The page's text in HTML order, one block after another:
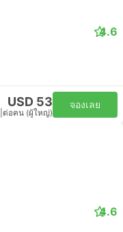
4.6
USD 53
ต่อคน (ผู้ใหญ่)
จองเลย
4.6